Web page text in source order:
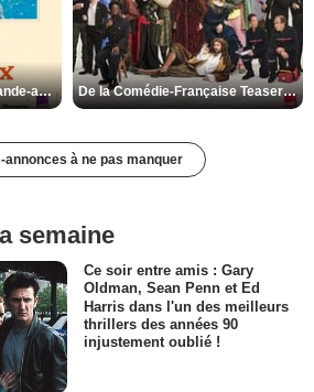
Les Matins merveilleux Bande-annonce VF De la Comédie-Française Teaser VF
annonces à ne pas manquer
semaine
Ce soir entre amis : Gary
Oldman, Sean Penn et Ed
Harris dans l'un des meilleurs
thrillers des années 90
injustement oublié !